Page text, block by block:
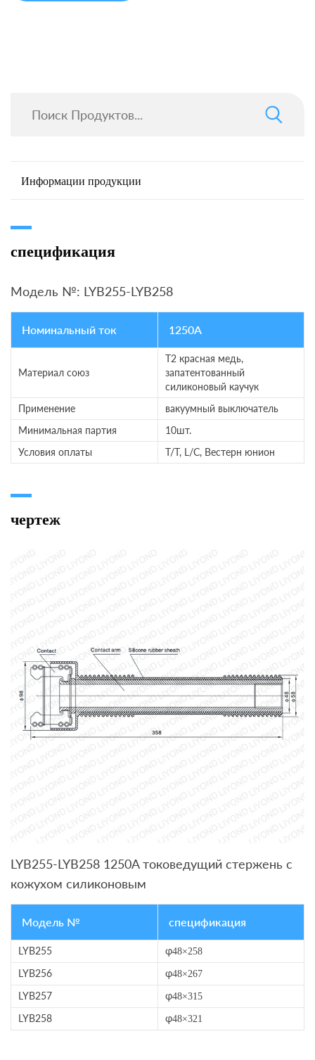
Информации продукции
спецификация
Модель №: LYB255-LYB258
Номинальный ток 1250A
Материал союз
T2 красная медь,
запатентованный
силиконовый каучук
Применение
вакуумный выключатель
Минимальная партия
10шт.
Условия оплаты
T/T, L/C, Вестерн юнион
чертеж
LYB255-LYB258 1250A токоведущий стержень с
кожухом силиконовым
Модель № спецификация
LYB255 φ48×258
LYB256 φ48×267
LYB257 φ48×315
LYB258 φ48×321